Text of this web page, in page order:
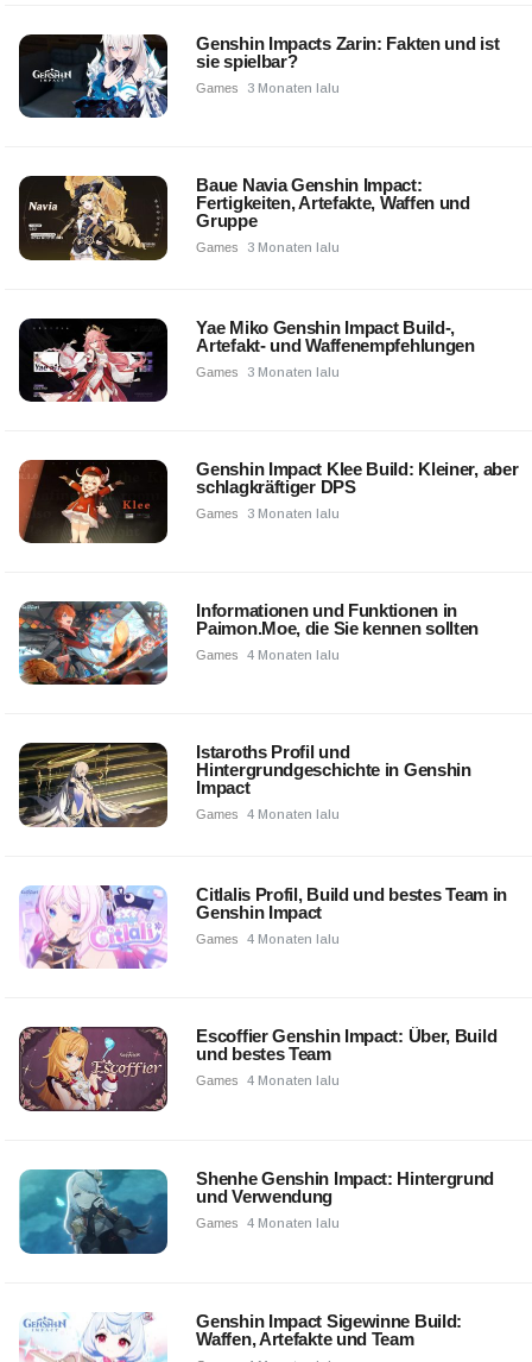
Genshin Impacts Zarin: Fakten und ist
sie spielbar?
Games 3 Monaten lalu
Baue Navia Genshin Impact:
Fertigkeiten, Artefakte, Waffen und
Gruppe
Games 3 Monaten lalu
Yae Miko Genshin Impact Build-,
Artefakt- und Waffenempfehlungen
Games 3 Monaten lalu
Genshin Impact Klee Build: Kleiner, aber
schlagkräftiger DPS
Games 3 Monaten lalu
Informationen und Funktionen in
Paimon.Moe, die Sie kennen sollten
Games 4 Monaten lalu
Istaroths Profil und
Hintergrundgeschichte in Genshin
Impact
Games 4 Monaten lalu
Citlalis Profil, Build und bestes Team in
Genshin Impact
Games 4 Monaten lalu
Escoffier Genshin Impact: Über, Build
und bestes Team
Games 4 Monaten lalu
Shenhe Genshin Impact: Hintergrund
und Verwendung
Games 4 Monaten lalu
Genshin Impact Sigewinne Build:
Waffen, Artefakte und Team